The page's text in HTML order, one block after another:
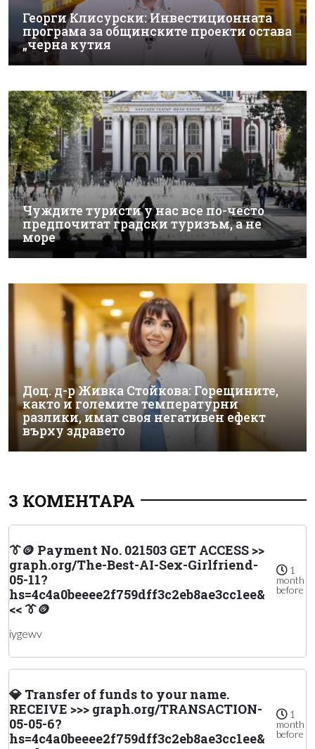
Георги Клисурски: Инвестиционната
програма за общинските проекти остава
„черна кутия
Чуждите туристи у нас все по-често
предпочитат градски туризъм, а не
море
Доц. д-р Живка Стойкова: Горещините,
както и големите температурни
разлики, имат своя негативен ефект
върху здравето
3 КОМЕНТАРА
👔🪙 Payment No. 021503 GET ACCESS >>
graph.org/The-Best-AI-Sex-Girlfriend-
05-11?
hs=4c4a0beeee2f759dff3c2eb8ae3cc1ee&
<< 👔🪙
1
month
before
iygewv
💎 Transfer of funds to your name.
RECEIVE >>> graph.org/TRANSACTION-
05-05-6?
hs=4c4a0beeee2f759dff3c2eb8ae3cc1ee&
1
month
before